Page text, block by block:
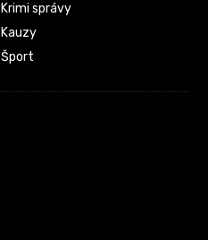
Krimi správy
Kauzy
Šport